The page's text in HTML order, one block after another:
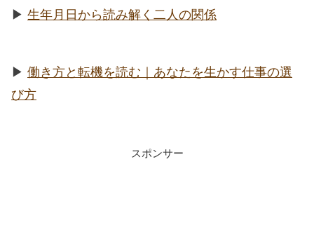
▶︎ 生年月日から読み解く二人の関係
▶︎ 働き方と転機を読む｜あなたを生かす仕事の選
び方
スポンサー